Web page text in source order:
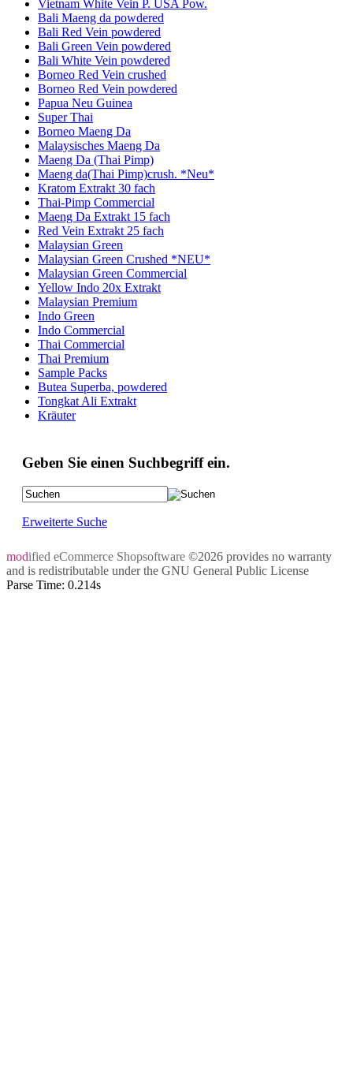
Vietnam White Vein P. USA Pow.
Bali Maeng da powdered
Bali Red Vein powdered
Bali Green Vein powdered
Bali White Vein powdered
Borneo Red Vein crushed
Borneo Red Vein powdered
Papua Neu Guinea
Super Thai
Borneo Maeng Da
Malaysisches Maeng Da
Maeng Da (Thai Pimp)
Maeng da(Thai Pimp)crush. *Neu*
Kratom Extrakt 30 fach
Thai-Pimp Commercial
Maeng Da Extrakt 15 fach
Red Vein Extrakt 25 fach
Malaysian Green
Malaysian Green Crushed *NEU*
Malaysian Green Commercial
Yellow Indo 20x Extrakt
Malaysian Premium
Indo Green
Indo Commercial
Thai Commercial
Thai Premium
Sample Packs
Butea Superba, powdered
Tongkat Ali Extrakt
Kräuter
Geben Sie einen Suchbegriff ein.
Erweiterte Suche
modified eCommerce Shopsoftware ©2026 provides no warranty
and is redistributable under the GNU General Public License
Parse Time: 0.214s